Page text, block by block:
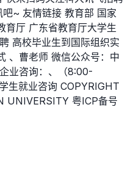
~ 友情链接 教育部 国家
育厅 广东省教育厅大学生
高校毕业生到国际组织实
、曹老师 微信公众号：中
业咨询：、（8:00-
生就业咨询 COPYRIGHT
UNIVERSITY 粤ICP备号